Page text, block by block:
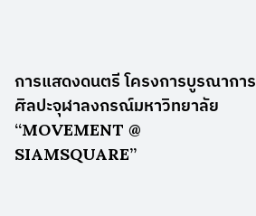
การแสดงดนตรี โครงการบูรณาการ
ศิลปะจุฬาลงกรณ์มหาวิทยาลัย
“MOVEMENT @
SIAMSQUARE”